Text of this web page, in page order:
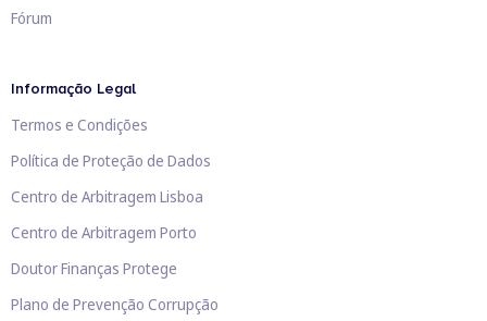
Fórum
Informação Legal
Termos e Condições
Política de Proteção de Dados
Centro de Arbitragem Lisboa
Centro de Arbitragem Porto
Doutor Finanças Protege
Plano de Prevenção Corrupção